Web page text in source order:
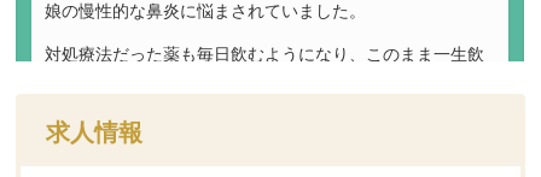
求人情報